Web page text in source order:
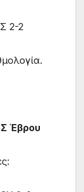
2-2
Έβρου